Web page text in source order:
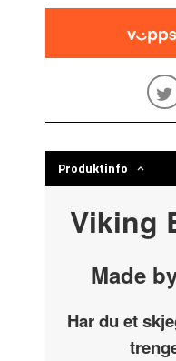
Produktinfo
Viking
Made
Har du et